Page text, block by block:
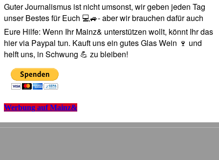
Guter Journalismus ist nicht umsonst, wir geben jeden Tag
unser Bestes für Euch 💻🚙- aber wir brauchen dafür auch
Eure Hilfe: Wenn Ihr Mainz& unterstützen wollt, könnt Ihr das
hier via Paypal tun. Kauft uns ein gutes Glas Wein 🍷 und
helft uns, in Schwung 💪 zu bleiben!
Werbung auf Mainz&